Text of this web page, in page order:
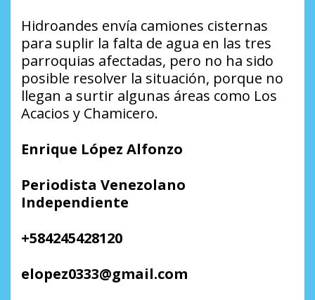
Hidroandes envía camiones cisternas
para suplir la falta de agua en las tres
parroquias afectadas, pero no ha sido
posible resolver la situación, porque no
llegan a surtir algunas áreas como Los
Acacios y Chamicero.
Enrique López Alfonzo
Periodista Venezolano
Independiente
+584245428120
elopez0333@gmail.com